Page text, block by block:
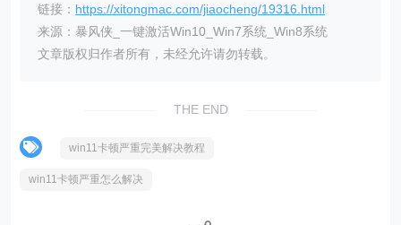
链接： https://xitongmac.com/jiaocheng/19316.html
来源：暴风侠_一键激活Win10_Win7系统_Win8系统
文章版权归作者所有，未经允许请勿转载。
THE END
win11卡顿严重完美解决教程
win11卡顿严重怎么解决